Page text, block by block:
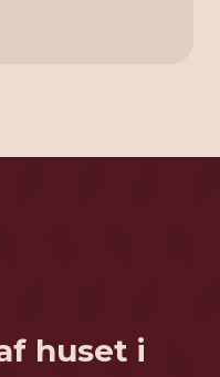
huset i